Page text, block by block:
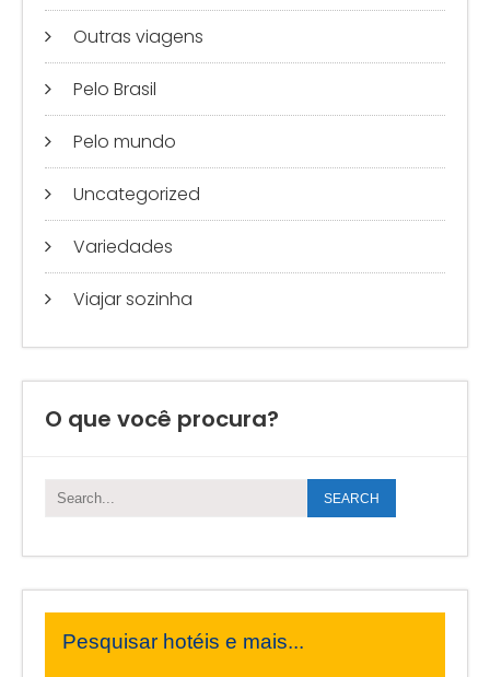
Outras viagens
Pelo Brasil
Pelo mundo
Uncategorized
Variedades
Viajar sozinha
O que você procura?
Pesquisar hotéis e mais...